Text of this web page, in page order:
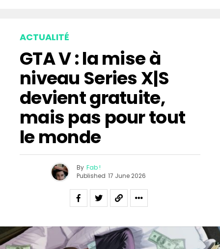
ACTUALITÉ
GTA V : la mise à
niveau Series X|S
devient gratuite,
mais pas pour tout
le monde
By Fab !
Published 17 June 2026